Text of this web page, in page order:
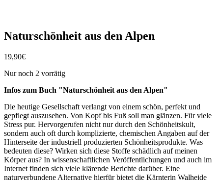
Naturschönheit aus den Alpen
19,90€
Nur noch 2 vorrätig
Infos zum Buch "Naturschönheit aus den Alpen"
Die heutige Gesellschaft verlangt von einem schön, perfekt und
gepflegt auszusehen. Von Kopf bis Fuß soll man glänzen. Für viele
Stress pur. Hervorgerufen nicht nur durch den Schönheitskult,
sondern auch oft durch komplizierte, chemischen Angaben auf der
Hinterseite der industriell produzierten Schönheitsprodukte. Was
bedeuten diese? Wirken sich diese Stoffe schädlich auf meinen
Körper aus? In wissenschaftlichen Veröffentlichungen und auch im
Internet finden sich viele klärende Berichte darüber. Eine
naturverbundene Alternative hierfür bietet die Kärnterin Walheide